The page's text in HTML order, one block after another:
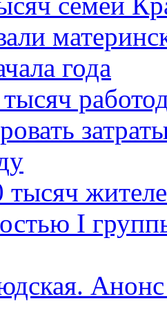
года
тысяч
I